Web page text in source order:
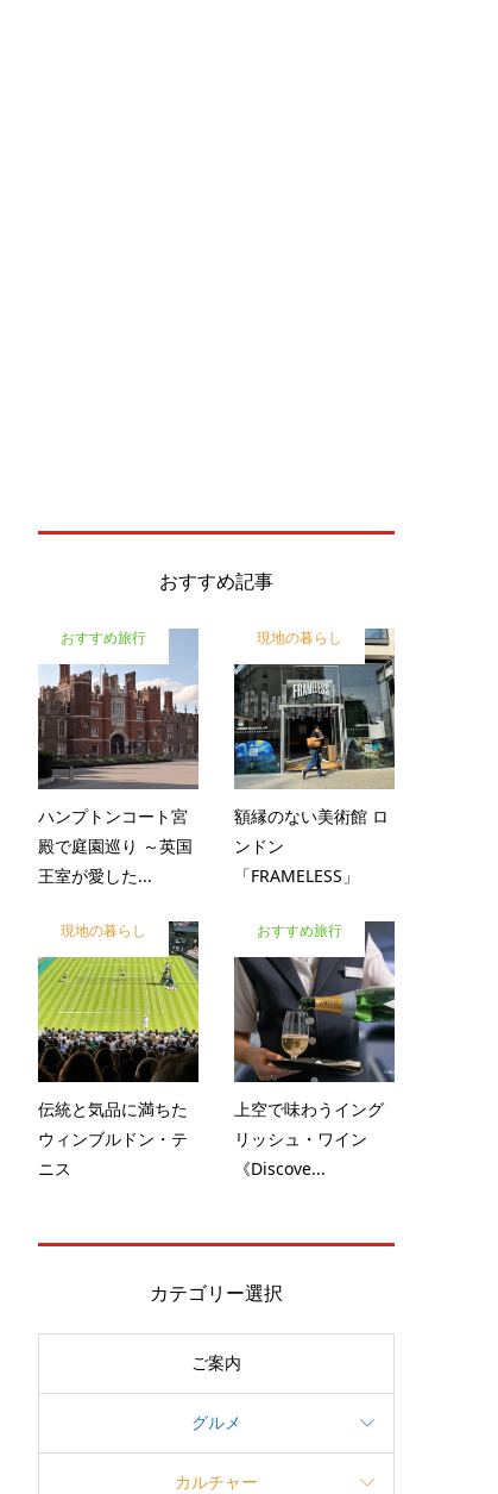
おすすめ記事
おすすめ旅行
ハンプトンコート宮
殿で庭園巡り ～英国
王室が愛した...
現地の暮らし
額縁のない美術館 ロ
ンドン
「FRAMELESS」
現地の暮らし
伝統と気品に満ちた
ウィンブルドン・テ
ニス
おすすめ旅行
上空で味わうイング
リッシュ・ワイン
《Discove...
カテゴリー選択
ご案内
グルメ
カルチャー